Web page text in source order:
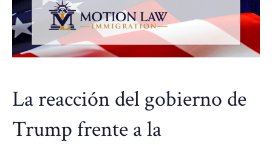
La reacción del gobierno de
Trump frente a la